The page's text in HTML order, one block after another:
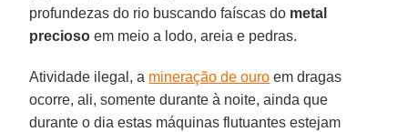
profundezas do rio buscando faíscas do metal
precioso em meio a lodo, areia e pedras.
Atividade ilegal, a mineração de ouro em dragas
ocorre, ali, somente durante à noite, ainda que
durante o dia estas máquinas flutuantes estejam